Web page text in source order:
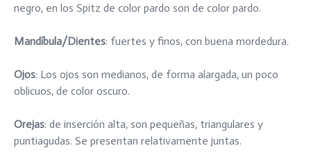
negro, en los Spitz de color pardo son de color pardo.
Mandíbula/Dientes: fuertes y finos, con buena mordedura.
Ojos: Los ojos son medianos, de forma alargada, un poco
oblicuos, de color oscuro.
Orejas: de inserción alta, son pequeñas, triangulares y
puntiagudas. Se presentan relativamente juntas.